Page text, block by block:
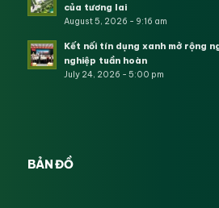
của tương lai
August 5, 2026 - 9:16 am
Kết nối tín dụng xanh mở rộng
nghiệp tuần hoàn
July 24, 2026 - 5:00 pm
BẢN ĐỒ